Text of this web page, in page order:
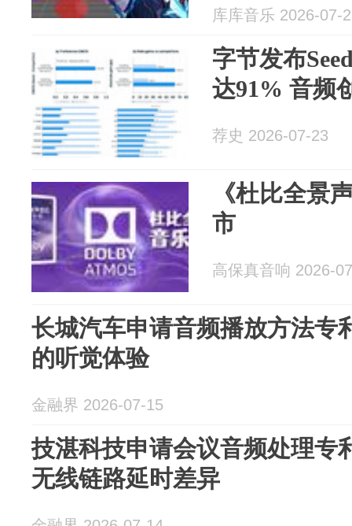
库库音乐 2026-07-
字节发布
达91% 音频
荐史 2026-07-23
《杜比全景
市
高保真音响 2026-
长城汽车申请音频播放方法专
的听觉体验
金融界 2026-07-15
技湛科技申请会议音频处理专
无线链路延时差异